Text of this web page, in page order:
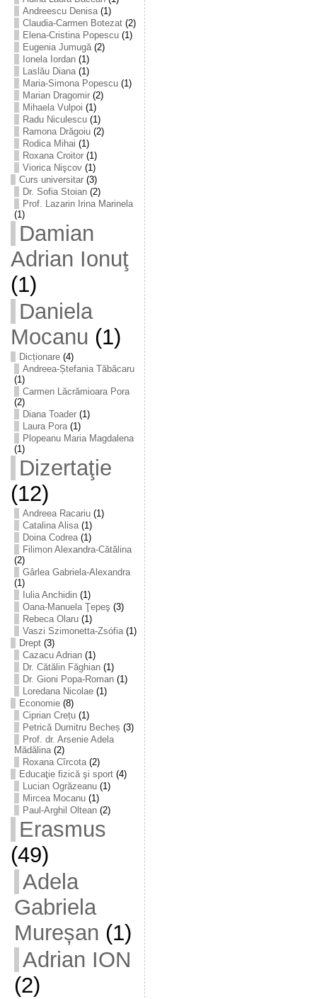
Andreescu Denisa(1)
Claudia-Carmen Botezat(2)
Elena-Cristina Popescu(1)
Eugenia Jumugă(2)
Ionela Iordan(1)
Laslău Diana(1)
Maria-Simona Popescu(1)
Marian Dragomir(2)
Mihaela Vulpoi (1)
Radu Niculescu(1)
Ramona Drăgoiu(2)
Rodica Mihai (1)
Roxana Croitor(1)
Viorica Nişcov(1)
Curs universitar(3)
Dr. Sofia Stoian(2)
Prof. Lazarin Irina Marinela
(1)
Damian
Adrian Ionuţ
(1)
Daniela
Mocanu (1)
Dicționare(4)
Andreea-Ștefania Tăbăcaru
(1)
Carmen Lăcrămioara Pora
(2)
Diana Toader(1)
Laura Pora(1)
Plopeanu Maria Magdalena
(1)
Dizertaţie
(12)
Andreea Racariu(1)
Catalina Alisa(1)
Doina Codrea(1)
Filimon Alexandra-Cătălina
(2)
Gârlea Gabriela-Alexandra
(1)
Iulia Anchidin(1)
Oana-Manuela Ţepeş (3)
Rebeca Olaru(1)
Vaszi Szimonetta-Zsófia(1)
Drept(3)
Cazacu Adrian(1)
Dr. Cătălin Făghian(1)
Dr. Gioni Popa-Roman(1)
Loredana Nicolae(1)
Economie(8)
Ciprian Crețu(1)
Petrică Dumitru Becheș (3)
Prof. dr. Arsenie Adela
Mădălina(2)
Roxana Cîrcota(2)
Educaţie fizică şi sport(4)
Lucian Ogrăzeanu(1)
Mircea Mocanu(1)
Paul-Arghil Oltean(2)
Erasmus
(49)
Adela
Gabriela
Mureșan (1)
Adrian ION
(2)